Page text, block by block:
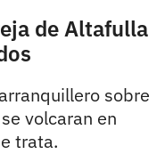
de Altafulla
sobre
volcaran en
trata.